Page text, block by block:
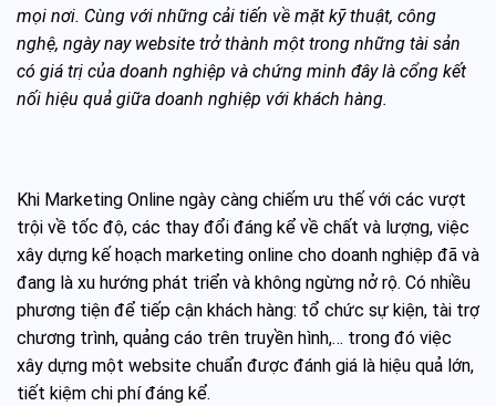
mọi nơi. Cùng với những cải tiến về mặt kỹ thuật, công
nghệ, ngày nay website trở thành một trong những tài sản
có giá trị của doanh nghiệp và chứng minh đây là cổng kết
nối hiệu quả giữa doanh nghiệp với khách hàng.
Khi Marketing Online ngày càng chiếm ưu thế với các vượt
trội về tốc độ, các thay đổi đáng kể về chất và lượng, việc
xây dựng kế hoạch marketing online cho doanh nghiệp đã và
đang là xu hướng phát triển và không ngừng nở rộ. Có nhiều
phương tiện để tiếp cận khách hàng: tổ chức sự kiện, tài trợ
chương trình, quảng cáo trên truyền hình,… trong đó việc
xây dựng một website chuẩn được đánh giá là hiệu quả lớn,
tiết kiệm chi phí đáng kể.